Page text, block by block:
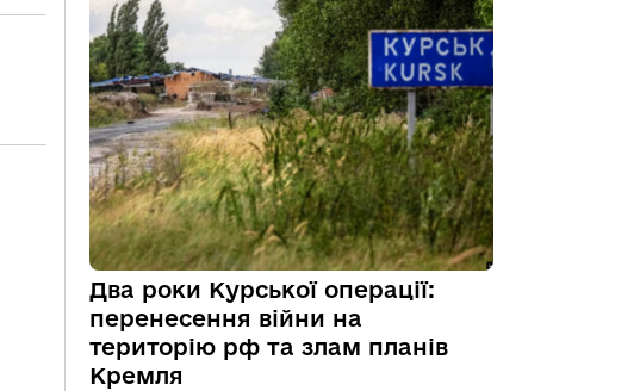
Два роки Курської операції:
перенесення війни на
територію рф та злам планів
Кремля